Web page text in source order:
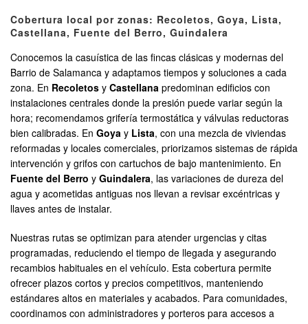
Cobertura local por zonas: Recoletos, Goya, Lista,
Castellana, Fuente del Berro, Guindalera
Conocemos la casuística de las fincas clásicas y modernas del
Barrio de Salamanca y adaptamos tiempos y soluciones a cada
zona. En Recoletos y Castellana predominan edificios con
instalaciones centrales donde la presión puede variar según la
hora; recomendamos grifería termostática y válvulas reductoras
bien calibradas. En Goya y Lista, con una mezcla de viviendas
reformadas y locales comerciales, priorizamos sistemas de rápida
intervención y grifos con cartuchos de bajo mantenimiento. En
Fuente del Berro y Guindalera, las variaciones de dureza del
agua y acometidas antiguas nos llevan a revisar excéntricas y
llaves antes de instalar.
Nuestras rutas se optimizan para atender urgencias y citas
programadas, reduciendo el tiempo de llegada y asegurando
recambios habituales en el vehículo. Esta cobertura permite
ofrecer plazos cortos y precios competitivos, manteniendo
estándares altos en materiales y acabados. Para comunidades,
coordinamos con administradores y porteros para accesos a